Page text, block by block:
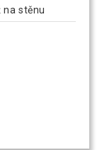
na stěnu